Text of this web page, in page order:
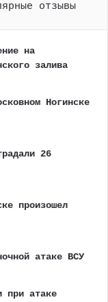
отзывы
на
залива
Ногинске
26
произошел
атаке ВСУ
при атаке